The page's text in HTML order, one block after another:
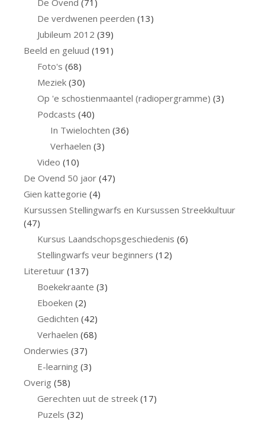
De Ovend (71)
De verdwenen peerden (13)
Jubileum 2012 (39)
Beeld en geluud (191)
Foto's (68)
Meziek(30)
Op 'e schostienmaantel (radiopergramme) (3)
Podcasts (40)
In Twielochten (36)
Verhaelen (3)
Video (10)
De Ovend 50 jaor (47)
Gien kattegorie (4)
Kursussen Stellingwarfs en Kursussen Streekkultuur
(47)
Kursus Laandschopsgeschiedenis (6)
Stellingwarfs veur beginners (12)
Literetuur (137)
Boekekraante (3)
Eboeken (2)
Gedichten (42)
Verhaelen (68)
Onderwies (37)
E-learning (3)
Overig (58)
Gerechten uut de streek(17)
Puzels (32)